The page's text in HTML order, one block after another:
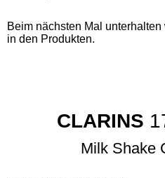
Beim nächsten Mal
in den Produkten.
CLARINS
Milk Shake